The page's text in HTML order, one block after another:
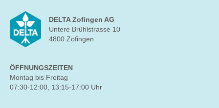
DELTA Zofingen AG
Untere Brühlstrasse 10
4800 Zofingen
ÖFFNUNGSZEITEN
Montag bis Freitag
07:30-12:00, 13:15-17:00 Uhr